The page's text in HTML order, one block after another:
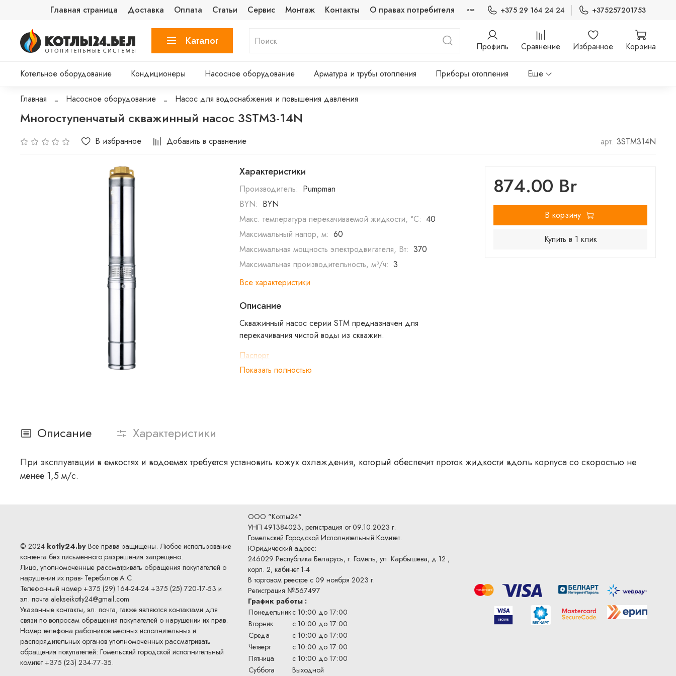
Главная страница Доставка Оплата Статьи Сервис Монтаж Контакты О правах потребителя +375 29 164 24 24 +375257201753
Каталог Профиль Сравнение Избранное Корзина
Котельное оборудование Кондиционеры Насосное оборудование Арматура и трубы отопления Приборы отопления Еще
Главная Насосное оборудование Насос для водоснабжения и повышения давления
Многоступенчатый скважинный насос 3STM3-14N
В избранное Добавить в сравнение арт. 3STM314N
Характеристики
Производитель: Pumpman
BYN: BYN
Макс. температура перекачиваемой жидкости, °C: 40
Максимальный напор, м: 60
Максимальная мощность электродвигателя, Вт: 370
Максимальная производительность, м³/ч: 3
Все характеристики
Описание
Скважинный насос серии STM предназначен для
перекачивания чистой воды из скважин.
Паспорт
Сертификат
Показать полностью
874.00 Br
В корзину
Купить в 1 клик
Описание Характеристики
При эксплуатации в емкостях и водоемах требуется установить кожух охлаждения, который обеспечит проток жидкости вдоль корпуса со скоростью не
менее 1,5 м/с.
© 2024 kotly24.by Все права защищены. Любое использование
контента без письменного разрешения запрещено.
Лицо, уполномоченные рассматривать обращения покупателей о
нарушении их прав- Теребилов А.С.
Телефонный номер +375 (29) 164-24-24 +375 (25) 720-17-53 и
эл. почта alekseikotly24@gmail.com
Указанные контакты, эл. почта, также являются контактами для
связи по вопросам обращения покупателей о нарушении их прав.
Номер телефона работников местных исполнительных и
распорядительных органов уполномоченных рассматривать
обращения покупателей: Гомельский городской исполнительный
комитет +375 (23) 234-77-35.
ООО "Котлы24"
УНП 491384023, регистрация от 09.10.2023 г.
Гомельский Городской Исполнительный Комитет.
Юридический адрес:
246029 Республика Беларусь, г. Гомель, ул. Карбышева, д.12 ,
корп. 2, кабинет 1-4
В торговом реестре с 09 ноября 2023 г.
Регистрация №567497
График работы :
Понедельникс 10:00 до 17:00
Вторник
с 10:00 до 17:00
Среда
с 10:00 до 17:00
Четверг
с 10:00 до 17:00
Пятница
с 10:00 до 17:00
Суббота
Выходной